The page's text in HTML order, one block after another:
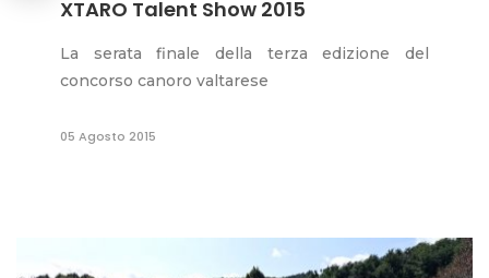
XTARO Talent Show 2015
La serata finale della terza edizione del
concorso canoro valtarese
05 Agosto 2015